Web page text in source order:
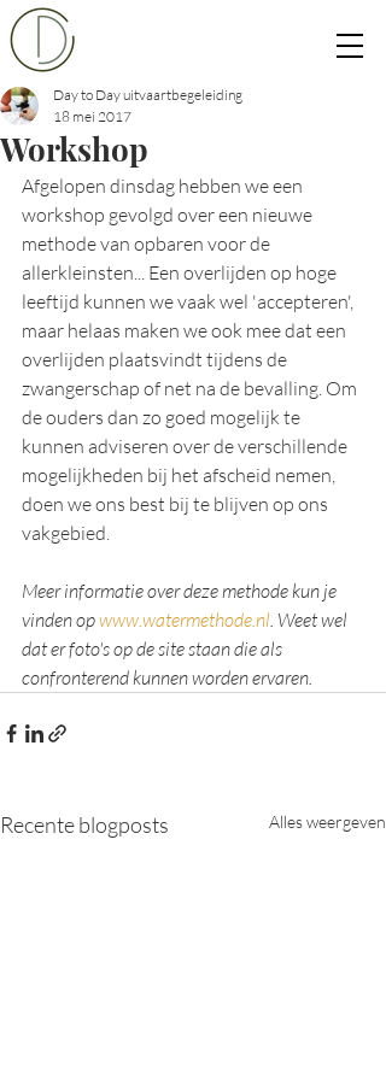
Workshop
Day to Day uitvaartbegeleiding
18 mei 2017
Afgelopen dinsdag hebben we een
workshop gevolgd over een nieuwe
methode van opbaren voor de
allerkleinsten... Een overlijden op hoge
leeftijd kunnen we vaak wel 'accepteren',
maar helaas maken we ook mee dat een
overlijden plaatsvindt tijdens de
zwangerschap of net na de bevalling. Om
de ouders dan zo goed mogelijk te
kunnen adviseren over de verschillende
mogelijkheden bij het afscheid nemen,
doen we ons best bij te blijven op ons
vakgebied.
Meer informatie over deze methode kun je
vinden op www.watermethode.nl. Weet wel
dat er foto's op de site staan die als
confronterend kunnen worden ervaren.
Recente blogposts Alles weergeven